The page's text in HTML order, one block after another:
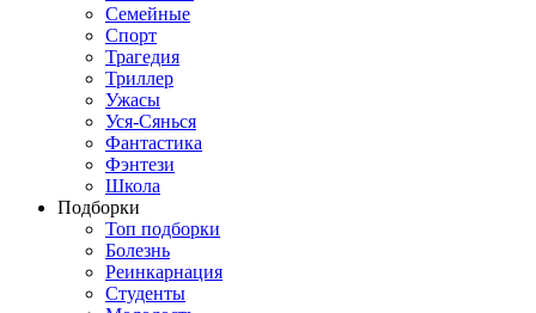
Семейные
Спорт
Трагедия
Триллер
Ужасы
Уся-Сянься
Фантастика
Фэнтези
Школа
Подборки
Топ подборки
Болезнь
Реинкарнация
Студенты